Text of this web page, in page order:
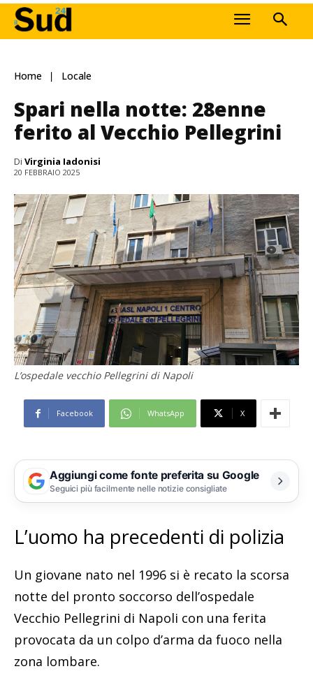
Home Locale
Spari nella notte: 28enne
ferito al Vecchio Pellegrini
Di Virginia Iadonisi
20 FEBBRAIO 2025
L’ospedale vecchio Pellegrini di Napoli
Facebook WhatsApp X
Aggiungi come fonte preferita su Google
Seguici più facilmente nelle notizie consigliate
L’uomo ha precedenti di polizia
Un giovane nato nel 1996 si è recato la scorsa
notte del pronto soccorso dell’ospedale
Vecchio Pellegrini di Napoli con una ferita
provocata da un colpo d’arma da fuoco nella
zona lombare.